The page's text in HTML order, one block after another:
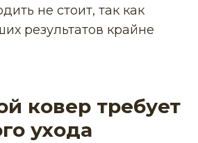
не стоит, так как
результатов крайне
ковер требует
ухода